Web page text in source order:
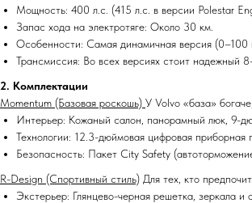
Мощность: 400 л.с. (415 л.с. в версии Polestar
Запас хода на электротяге: Около 30 км.
Особенности: Самая динамичная версия (0–100
Трансмиссия: Во всех версиях стоит надежный
2. Комплектации
Momentum (Базовая роскошь) У Volvo «база»
Интерьер: Кожаный салон, панорамный люк, 9-
Технологии: 12.3-дюймовая цифровая
Безопасность: Пакет City Safety
R-Design (Спортивный стиль) Для тех, кто
Экстерьер: Глянцево-черная решетка, зеркала